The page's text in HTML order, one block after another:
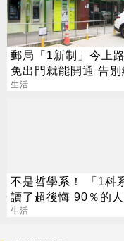
郵局「1新制」今上路
免出門就能開通 告別
不用跑臨櫃
生活
不是哲學系！ 「1科
讀了超後悔 90％的
上證照
生活